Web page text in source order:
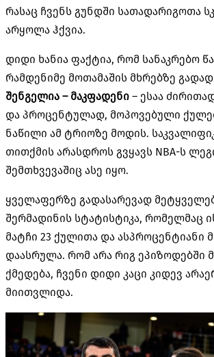
რასაც ჩვენს გუნდში სათადარიგოთა
არყოლა ჰქვია.
დიდი ხანია ფაქტია, რომ სანაკრებო
რამდენიმე მოთამაშის მხრებზე
შენგელია – მაკფადენი – ესაა
და პროცენტულად, მოპოვებული
ნაწილი ამ ტრიოზე მოდის.
თითქმის არასდროს გვყავს NBA-ს
შემთხვევაშიც ასე იყო.
ყველაფერზე გადასარევად
შერმადინის სტატისტიკა, რომელმაც
მატჩი 23 ქულითა და ასპროცენტიანი
დაასრულა. რომ არა რიგ ეპიზოდებში
ქმედება, ჩვენი დიდი კაცი კიდევ
მიითვლიდა.